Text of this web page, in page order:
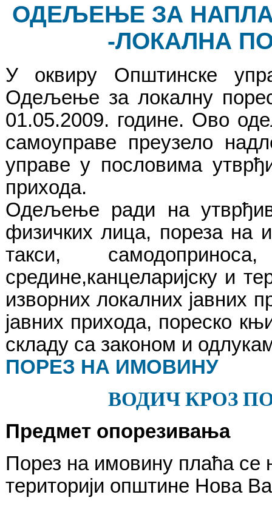
ОДЕЉЕЊЕ ЗА
-ЛОКАЛНА
У оквиру Општинске
Одељење за локалну
01.05.2009. године. Ово
самоуправе преузело
управе у пословима
прихода.
Одељење ради на
физичких лица, пореза на
такси,
средине,канцеларијску и
изворних локалних јавних
јавних прихода, пореско
складу са законом и
ПОРЕЗ НА ИМОВИНУ
ВОДИЧ КРОЗ
Предмет опорезивања
Порез на имовину плаћа се
територији општине Нова В